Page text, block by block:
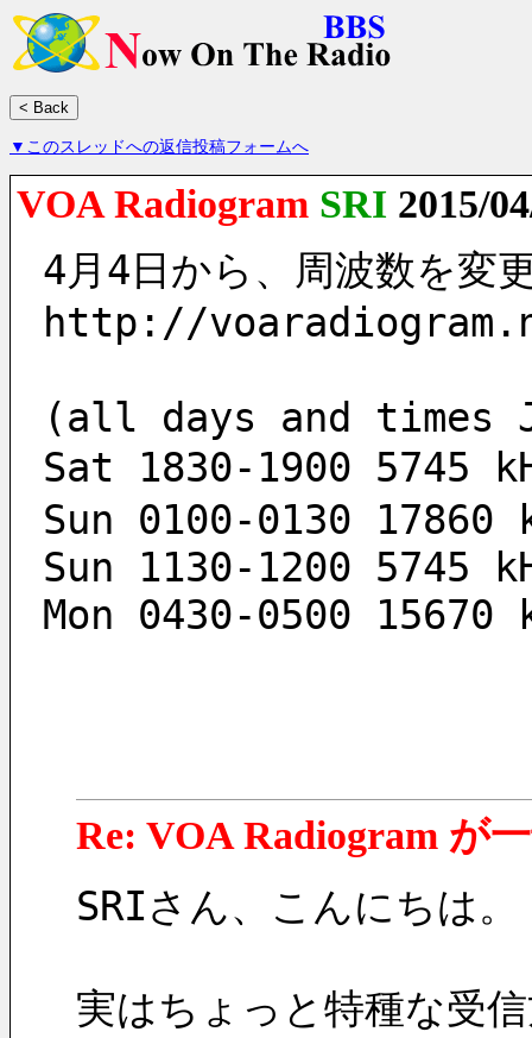
▼このスレッドへの返信投稿フォームへ
VOA Radiogram SRI 2015/
4月4日から、周波数を変
http://
(all days and times
Sat 1830-1900 5745
Sun 0100-0130 17860
Sun 1130-1200 5745
Mon 0430-0500 15670
Re: VOA Radiogram が
SRIさん、こんにちは
実はちょっと特種な受